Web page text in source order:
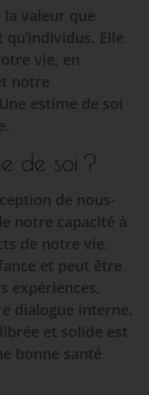
la valeur que
Elle
vie, en
notre
estime de soi
de soi ?
de nous-
notre capacité à
de notre vie.
et peut être
expériences,
dialogue interne.
et solide est
bonne santé